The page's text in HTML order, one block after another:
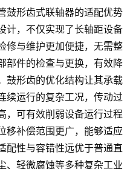
鼓形齿式联轴器的适配优势
计，不仅实现了长轴距设备
修与维护更加便捷，无需整
部件的检查与更换，有效降
鼓形齿的优化结构让其承载
续运行的复杂工况，传动过
，可有效削弱设备运行过程
移补偿范围更广，能够适应
配性与容错性远优于普通直
、轻微腐蚀等多种复杂工业